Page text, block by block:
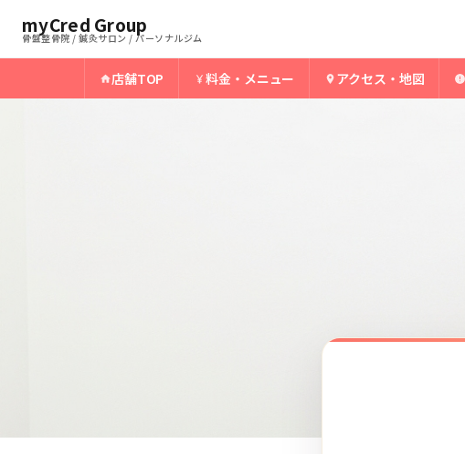
myCred Group
骨盤整骨院 / 鍼灸サロン / パーソナルジム
店舗TOP 料金・メニュー アクセス・地図
ホーム › 宮崎駅前骨盤整骨院